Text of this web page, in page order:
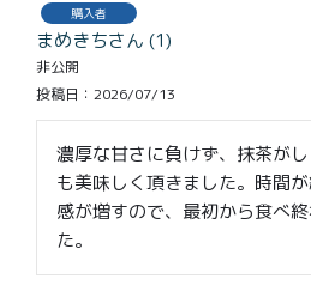
購入者
まめきち 1
非公開
投稿日
2026/07/13
濃厚な甘さに負けず、抹茶が
も美味しく頂きました。時間
感が増すので、最初から食べ
た。